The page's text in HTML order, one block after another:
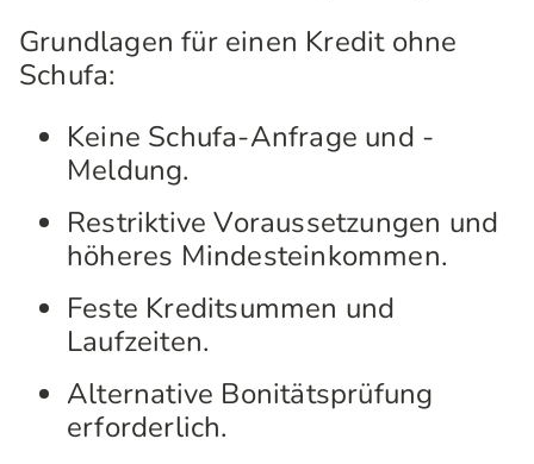
Grundlagen für einen Kredit ohne
Schufa:
Keine Schufa-Anfrage und -
Meldung.
Restriktive Voraussetzungen und
höheres Mindesteinkommen.
Feste Kreditsummen und
Laufzeiten.
Alternative Bonitätsprüfung
erforderlich.